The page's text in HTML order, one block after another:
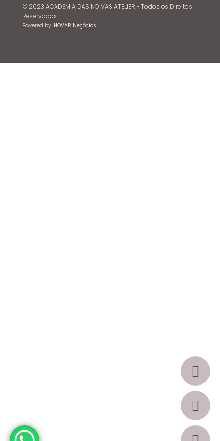
© 2023 ACADEMIA DAS NOIVAS ATELIER - Todos os Direitos
Reservados.
Powered by INOVAR Negócios